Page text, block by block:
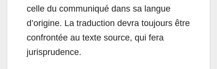
celle du communiqué dans sa langue
d’origine. La traduction devra toujours être
confrontée au texte source, qui fera
jurisprudence.